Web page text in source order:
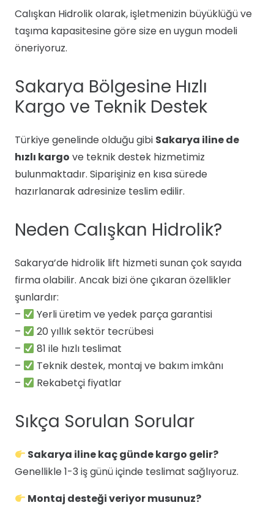
Calışkan Hidrolik olarak, işletmenizin büyüklüğü ve
taşıma kapasitesine göre size en uygun modeli
öneriyoruz.
Sakarya Bölgesine Hızlı
Kargo ve Teknik Destek
Türkiye genelinde olduğu gibi Sakarya iline de
hızlı kargo ve teknik destek hizmetimiz
bulunmaktadır. Siparişiniz en kısa sürede
hazırlanarak adresinize teslim edilir.
Neden Calışkan Hidrolik?
Sakarya’de hidrolik lift hizmeti sunan çok sayıda
firma olabilir. Ancak bizi öne çıkaran özellikler
şunlardır:
–
Yerli üretim ve yedek parça garantisi
–
20 yıllık sektör tecrübesi
–
81 ile hızlı teslimat
–
Teknik destek, montaj ve bakım imkânı
–
Rekabetçi fiyatlar
Sıkça Sorulan Sorular
Sakarya iline kaç günde kargo gelir?
Genellikle 1-3 iş günü içinde teslimat sağlıyoruz.
Montaj desteği veriyor musunuz?